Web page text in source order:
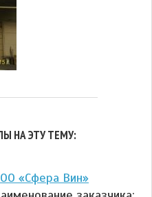
НА ЭТУ ТЕМУ:
«Сфера Вин»